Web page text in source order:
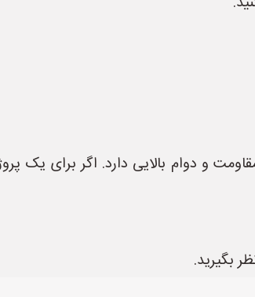
و دوام بالایی دارد. اگر برای یک
بگیرید.